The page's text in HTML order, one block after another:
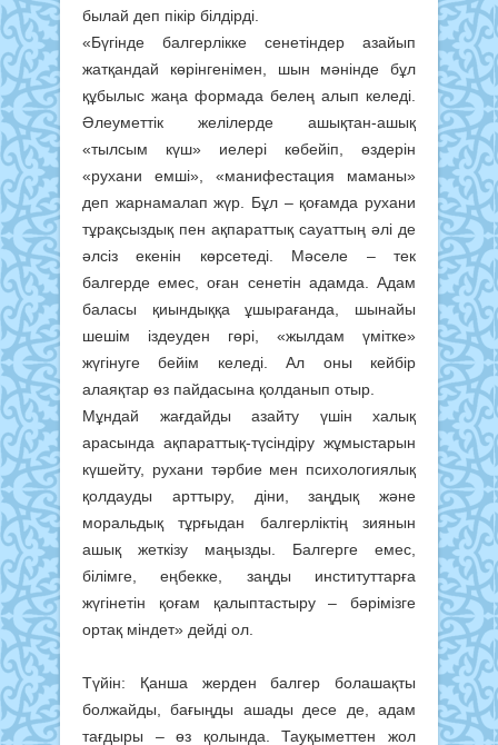
былай деп пікір білдірді.
«Бүгінде балгерлікке сенетіндер азайып
жатқандай көрінгенімен, шын мәнінде бұл
құбылыс жаңа формада белең алып келеді.
Әлеуметтік желілерде ашықтан-ашық
«тылсым күш» иелері көбейіп, өздерін
«рухани емші», «манифестация маманы»
деп жарнамалап жүр. Бұл – қоғамда рухани
тұрақсыздық пен ақпараттық сауаттың әлі де
әлсіз екенін көрсетеді. Мәселе – тек
балгерде емес, оған сенетін адамда. Адам
баласы қиындыққа ұшырағанда, шынайы
шешім іздеуден гөрі, «жылдам үмітке»
жүгінуге бейім келеді. Ал оны кейбір
алаяқтар өз пайдасына қолданып отыр.
Мұндай жағдайды азайту үшін халық
арасында ақпараттық-түсіндіру жұмыстарын
күшейту, рухани тәрбие мен психологиялық
қолдауды арттыру, діни, заңдық және
моральдық тұрғыдан балгерліктің зиянын
ашық жеткізу маңызды. Балгерге емес,
білімге, еңбекке, заңды институттарға
жүгінетін қоғам қалыптастыру – бәрімізге
ортақ міндет» дейді ол.
Түйін: Қанша жерден балгер болашақты
болжайды, бағыңды ашады десе де, адам
тағдыры – өз қолында. Тауқыметтен жол